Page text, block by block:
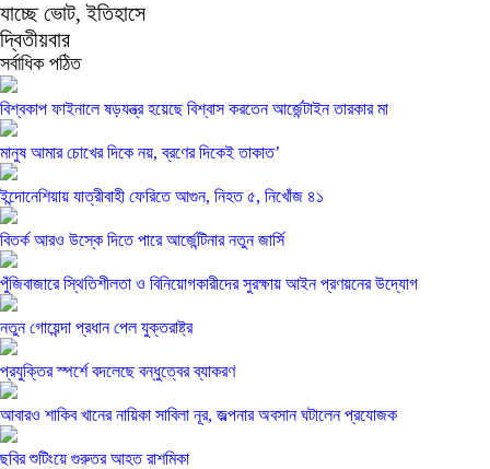
যাচ্ছে ভোট, ইতিহাসে
দ্বিতীয়বার
সর্বাধিক পঠিত
বিশ্বকাপ ফাইনালে ষড়যন্ত্র হয়েছে বিশ্বাস করতেন আর্জেন্টাইন তারকার মা
মানুষ আমার চোখের দিকে নয়, ব্রণের দিকেই তাকাত’
ইন্দোনেশিয়ায় যাত্রীবাহী ফেরিতে আগুন, নিহত ৫, নিখোঁজ ৪১
বিতর্ক আরও উস্কে দিতে পারে আর্জেন্টিনার নতুন জার্সি
পুঁজিবাজারে স্থিতিশীলতা ও বিনিয়োগকারীদের সুরক্ষায় আইন প্রণয়নের উদ্যোগ
নতুন গোয়েন্দা প্রধান পেল যুক্তরাষ্ট্র
প্রযুক্তির স্পর্শে বদলেছে বন্ধুত্বের ব্যাকরণ
আবারও শাকিব খানের নায়িকা সাবিলা নূর, জল্পনার অবসান ঘটালেন প্রযোজক
ছবির শুটিংয়ে গুরুতর আহত রাশমিকা